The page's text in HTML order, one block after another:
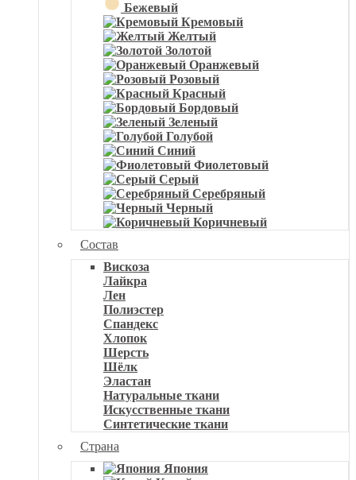
Бежевый
Кремовый
Желтый
Золотой
Оранжевый
Розовый
Красный
Бордовый
Зеленый
Голубой
Синий
Фиолетовый
Серый
Серебряный
Черный
Коричневый
Состав
Вискоза
Лайкра
Лен
Полиэстер
Спандекс
Хлопок
Шерсть
Шёлк
Эластан
Натуральные ткани
Искусственные ткани
Синтетические ткани
Страна
Япония